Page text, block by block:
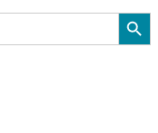
Search Button